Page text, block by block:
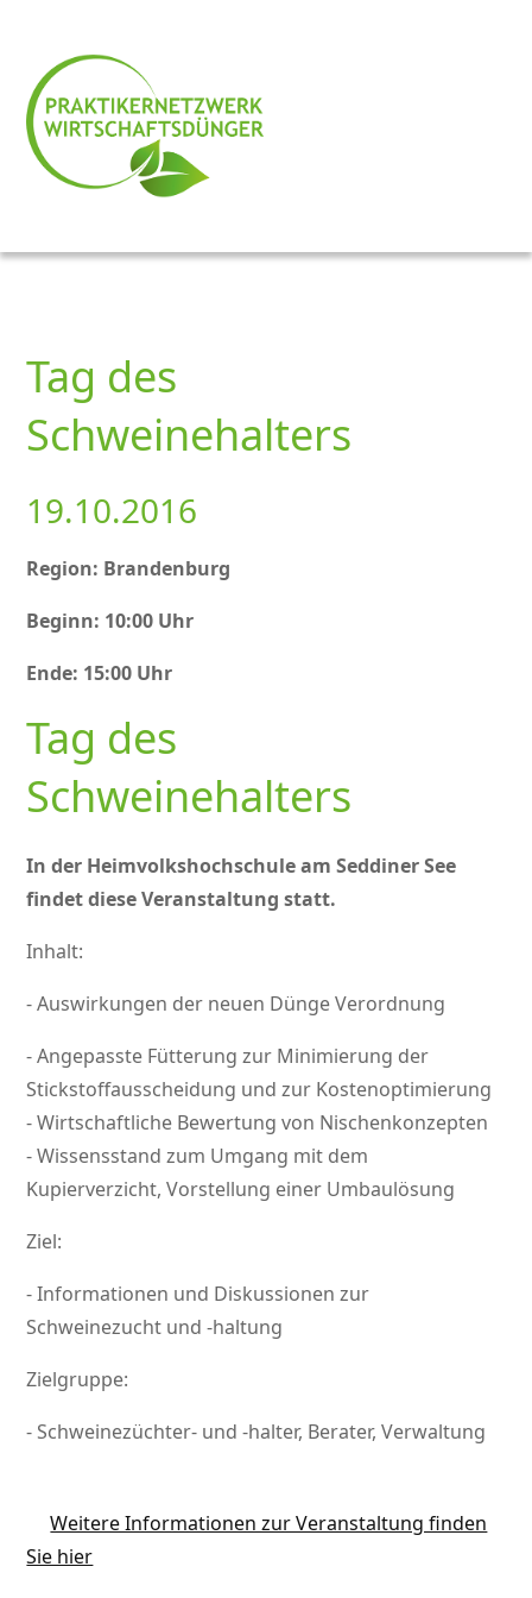
Tag des
Schweinehalters
19.10.2016
Region: Brandenburg
Beginn: 10:00 Uhr
Ende: 15:00 Uhr
Tag des
Schweinehalters
In der Heimvolkshochschule am Seddiner See
findet diese Veranstaltung statt.
Inhalt:
- Auswirkungen der neuen Dünge Verordnung
- Angepasste Fütterung zur Minimierung der
Stickstoffausscheidung und zur Kostenoptimierung
- Wirtschaftliche Bewertung von Nischenkonzepten
- Wissensstand zum Umgang mit dem
Kupierverzicht, Vorstellung einer Umbaulösung
Ziel:
- Informationen und Diskussionen zur
Schweinezucht und -haltung
Zielgruppe:
- Schweinezüchter- und -halter, Berater, Verwaltung
Weitere Informationen zur Veranstaltung finden
Sie hier